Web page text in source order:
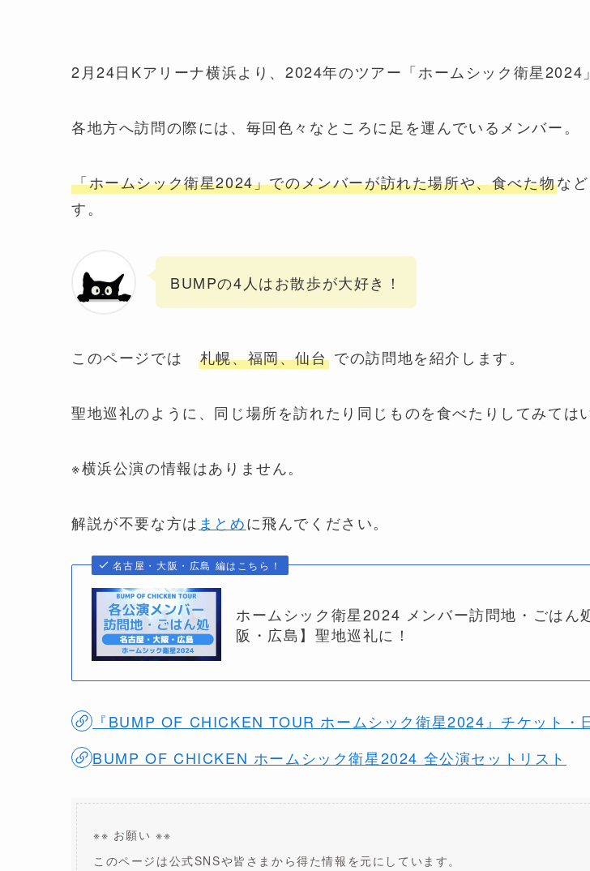
2月24日Kアリーナ横浜より、2024年のツアー「ホームシック衛星2024
各地方へ訪問の際には、毎回色々なところに足を運んでいるメンバー。
「ホームシック衛星2024」でのメンバーが訪れた場所や、食べた物な
す。
BUMPの4人はお散歩が大好き！
このページでは 札幌、福岡、仙台での訪問地を紹介します。
聖地巡礼のように、同じ場所を訪れたり同じものを食べたりしてみては
※横浜公演の情報はありません。
解説が不要な方は まとめに飛んでください。
名古屋・大阪・広島 編はこちら！
ホームシック衛星2024 メンバー訪問地・ごはん
阪・広島】聖地巡礼に！
『BUMP OF CHICKEN TOUR ホームシック衛星2024』チケット・
BUMP OF CHICKEN ホームシック衛星2024 全公演セットリスト
※※ お願い ※※
このページは公式SNSや皆さまから得た情報を元にしています。